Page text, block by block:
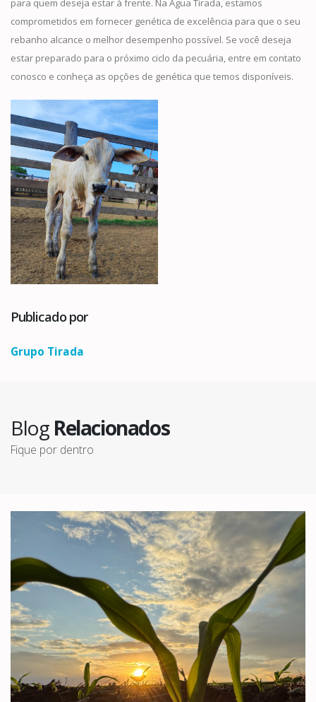
comprometidos em fornecer genética de excelência para que o seu
rebanho alcance o melhor desempenho possível. Se você deseja
estar preparado para o próximo ciclo da pecuária, entre em contato
conosco e conheça as opções de genética que temos disponíveis.
Publicado por
Grupo Tirada
Blog Relacionados
Fique por dentro